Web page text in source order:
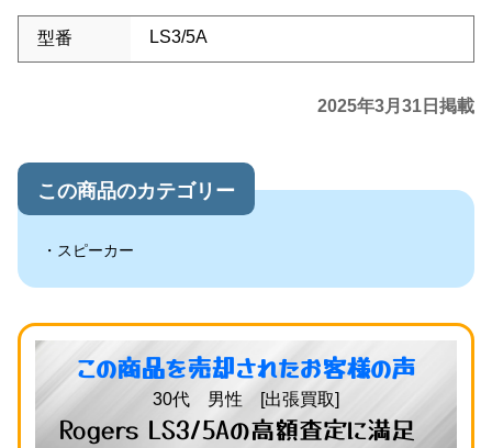
型番 LS3/5A
2025年3月31日掲載
この商品のカテゴリー
スピーカー
この商品を売却されたお客様の声
30代 男性 [出張買取]
Rogers LS3/5Aの高額査定に満足